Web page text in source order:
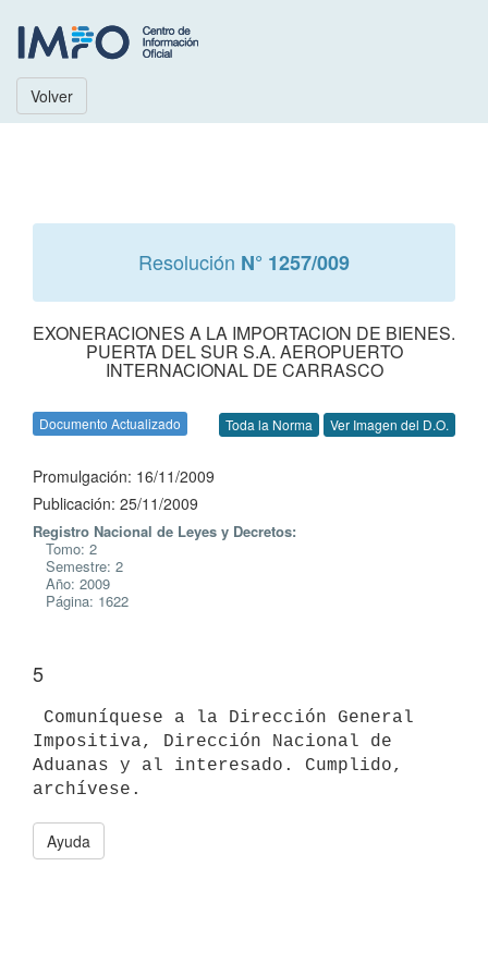
Volver
Resolución N° 1257/009
EXONERACIONES A LA IMPORTACION DE BIENES.
PUERTA DEL SUR S.A. AEROPUERTO
INTERNACIONAL DE CARRASCO
Documento Actualizado Toda la Norma Ver Imagen del D.O.
Promulgación: 16/11/2009
Publicación: 25/11/2009
Registro Nacional de Leyes y Decretos:
Tomo: 2
Semestre: 2
Año: 2009
Página: 1622
5
Impositiva, Dirección Nacional de
Aduanas y al interesado. Cumplido,
Ayuda